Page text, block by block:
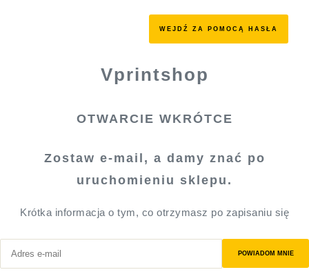
WEJDŹ ZA POMOCĄ HASŁA
Vprintshop
OTWARCIE WKRÓTCE
Zostaw e-mail, a damy znać po
uruchomieniu sklepu.
Krótka informacja o tym, co otrzymasz po zapisaniu się
POWIADOM MNIE